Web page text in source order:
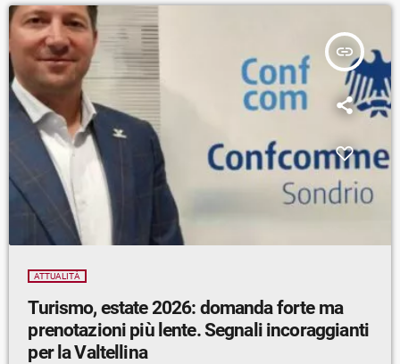
insert_link
ATTUALITÀ
Turismo, estate 2026: domanda forte ma
prenotazioni più lente. Segnali incoraggianti
per la Valtellina